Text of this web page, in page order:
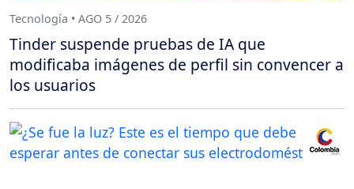
Tecnología • AGO 5 / 2026
Tinder suspende pruebas de IA que
modificaba imágenes de perfil sin convencer a
los usuarios